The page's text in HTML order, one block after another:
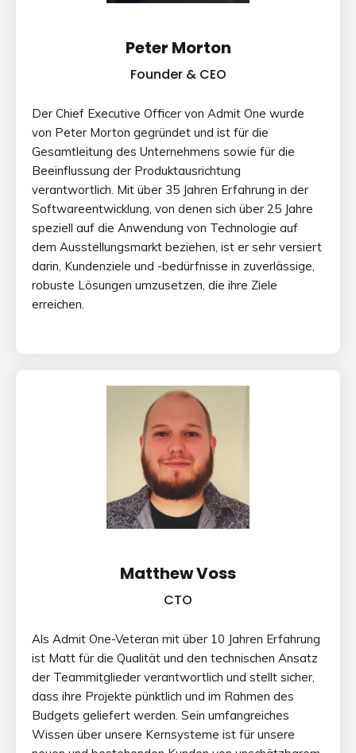
Peter Morton
Founder & CEO
Der Chief Executive Officer von Admit One wurde
von Peter Morton gegründet und ist für die
Gesamtleitung des Unternehmens sowie für die
Beeinflussung der Produktausrichtung
verantwortlich. Mit über 35 Jahren Erfahrung in der
Softwareentwicklung, von denen sich über 25 Jahre
speziell auf die Anwendung von Technologie auf
dem Ausstellungsmarkt beziehen, ist er sehr versiert
darin, Kundenziele und -bedürfnisse in zuverlässige,
robuste Lösungen umzusetzen, die ihre Ziele
erreichen.
Matthew Voss
CTO
Als Admit One-Veteran mit über 10 Jahren Erfahrung
ist Matt für die Qualität und den technischen Ansatz
der Teammitglieder verantwortlich und stellt sicher,
dass ihre Projekte pünktlich und im Rahmen des
Budgets geliefert werden. Sein umfangreiches
Wissen über unsere Kernsysteme ist für unsere